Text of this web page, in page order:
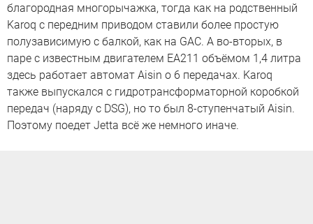
благородная многорычажка, тогда как на родственный
Karoq с передним приводом ставили более простую
полузависимую c балкой, как на GAC. А во-вторых, в
паре с известным двигателем EA211 объёмом 1,4 литра
здесь работает автомат Aisin о 6 передачах. Karoq
также выпускался с гидротрансформаторной коробкой
передач (наряду с DSG), но то был 8-ступенчатый Aisin.
Поэтому поедет Jetta всё же немного иначе.